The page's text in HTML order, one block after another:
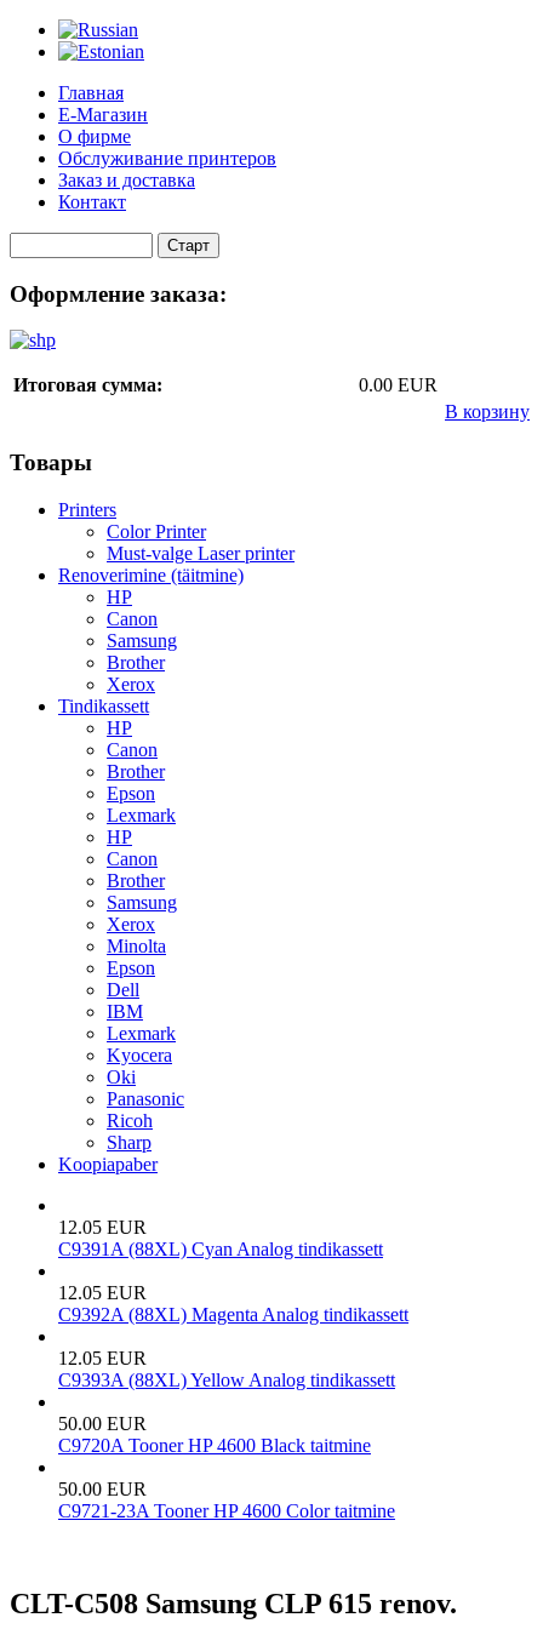
Главная
Е-Магазин
О фирме
Обслуживание принтеров
Заказ и доставка
Контакт
Оформление заказа:
Итоговая сумма:
0.00 EUR
В корзину
Товары
Printers
Color Printer
Must-valge Laser printer
Renoverimine (täitmine)
HP
Canon
Samsung
Brother
Xerox
Tindikassett
HP
Canon
Brother
Epson
Lexmark
HP
Canon
Brother
Samsung
Xerox
Minolta
Epson
Dell
IBM
Lexmark
Kyocera
Oki
Panasonic
Ricoh
Sharp
Koopiapaber
12.05 EUR
C9391A (88XL) Cyan Analog tindikassett
12.05 EUR
C9392A (88XL) Magenta Analog tindikassett
12.05 EUR
C9393A (88XL) Yellow Analog tindikassett
50.00 EUR
C9720A Tooner HP 4600 Black taitmine
50.00 EUR
C9721-23A Tooner HP 4600 Color taitmine
CLT-C508 Samsung CLP 615 renov.